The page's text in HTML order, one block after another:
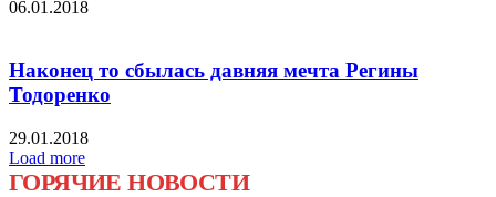
06.01.2018
Наконец то сбылась давняя мечта Регины
Тодоренко
29.01.2018
Load more
ГОРЯЧИЕ НОВОСТИ